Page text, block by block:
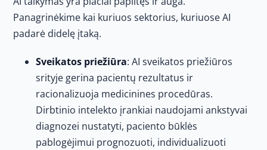
Panagrinėkime kai kuriuos sektorius, kuriuose AI
padarė didelę įtaką.
Sveikatos priežiūra: AI sveikatos priežiūros
srityje gerina pacientų rezultatus ir
racionalizuoja medicinines procedūras.
Dirbtinio intelekto įrankiai naudojami ankstyvai
diagnozei nustatyti, paciento būklės
pablogėjimui prognozuoti, individualizuoti